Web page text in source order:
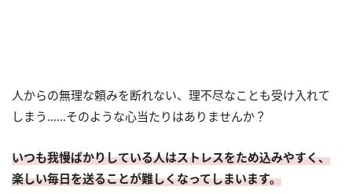
人からの無理な頼みを断れない、理不尽なことも受け入れて
しまう……そのような心当たりはありませんか？
いつも我慢ばかりしている人はストレスをため込みやすく、
楽しい毎日を送ることが難しくなってしまいます。